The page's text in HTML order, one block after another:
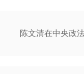
陈文清在中央政